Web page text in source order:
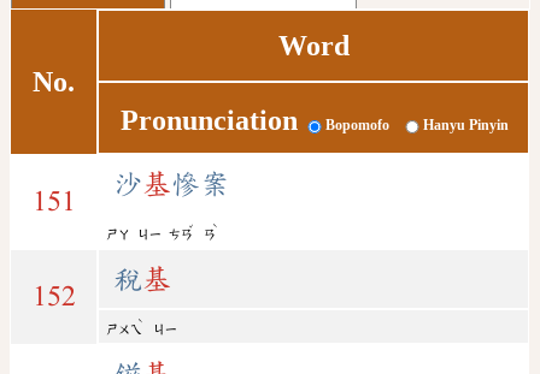
No.
Word
Pronunciation Bopomofo Hanyu Pinyin
151
沙基慘案
ㄕㄚ ㄐㄧ ㄘㄢ
ˇ
ㄢ
ˋ
152
稅基
ㄕㄨㄟ
ˋ
ㄐㄧ